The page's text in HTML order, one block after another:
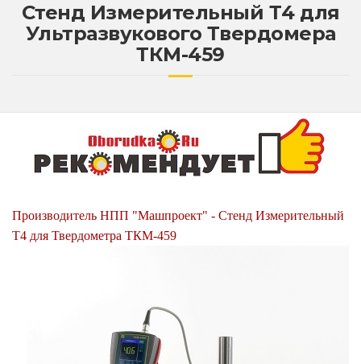
Стенд Измерительный Т4 для
Ультразвукового Твердомера
ТКМ-459
Производитель НПП "Машпроект" - Стенд Измерительный
Т4 для Твердометра ТКМ-459